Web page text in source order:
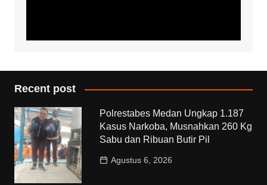
Recent post
Polrestabes Medan Ungkap 1.187
Kasus Narkoba, Musnahkan 260 Kg
Sabu dan Ribuan Butir Pil
Agustus 6, 2026